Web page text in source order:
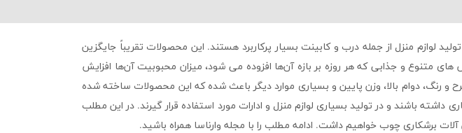
لوازم منزل از جمله درب و کابینت بسیار پرکاربرد هستند. این محصولات تقریباً جایگزین
متنوع و جذابی که هر روزه بر بازه آن‌ها افزوده می شود، میزان محبوبیت آن‌ها افزایش
و رنگ، دوام بالا، وزن پایین و بسیاری موارد دیگر باعث شده که این محصولات ساخته شده
داشته باشند و در تولید بسیاری لوازم منزل و ادارات مورد استفاده قرار گیرند. در این مطلب
برشکاری چوب خواهیم داشت. ادامه مطلب را با مجله وارناسا همراه باشید.